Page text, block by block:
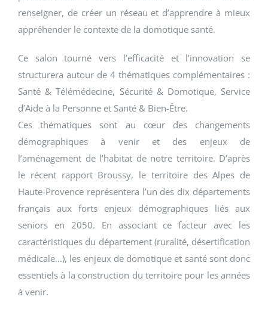
renseigner, de créer un réseau et d’apprendre à mieux
appréhender le contexte de la domotique santé.
Ce salon tourné vers l’efficacité et l’innovation se
structurera autour de 4 thématiques complémentaires :
Santé & Télémédecine, Sécurité & Domotique, Service
d’Aide à la Personne et Santé & Bien-Être.
Ces thématiques sont au cœur des changements
démographiques à venir et des enjeux de
l’aménagement de l’habitat de notre territoire. D’après
le récent rapport Broussy, le territoire des Alpes de
Haute-Provence représentera l’un des dix départements
français aux forts enjeux démographiques liés aux
seniors en 2050. En associant ce facteur avec les
caractéristiques du département (ruralité, désertification
médicale…), les enjeux de domotique et santé sont donc
essentiels à la construction du territoire pour les années
à venir.